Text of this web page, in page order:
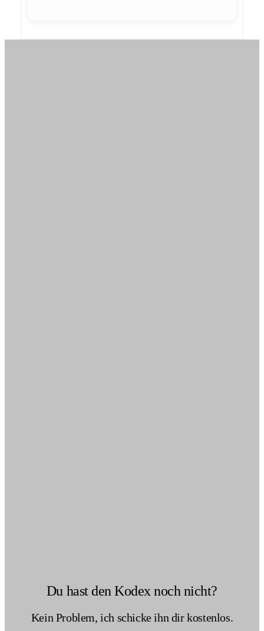
Du hast den Kodex noch nicht?
Kein Problem, ich schicke ihn dir kostenlos.